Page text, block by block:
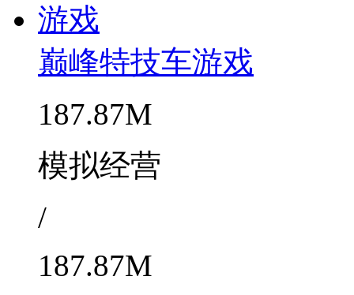
巅峰特技车游戏
187.87M
模拟经营
/
187.87M